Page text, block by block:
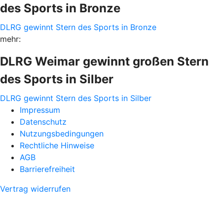
des Sports in Bronze
DLRG gewinnt Stern des Sports in Bronze
mehr:
DLRG Weimar gewinnt großen Stern
des Sports in Silber
DLRG gewinnt Stern des Sports in Silber
Impressum
Datenschutz
Nutzungsbedingungen
Rechtliche Hinweise
AGB
Barrierefreiheit
Vertrag widerrufen